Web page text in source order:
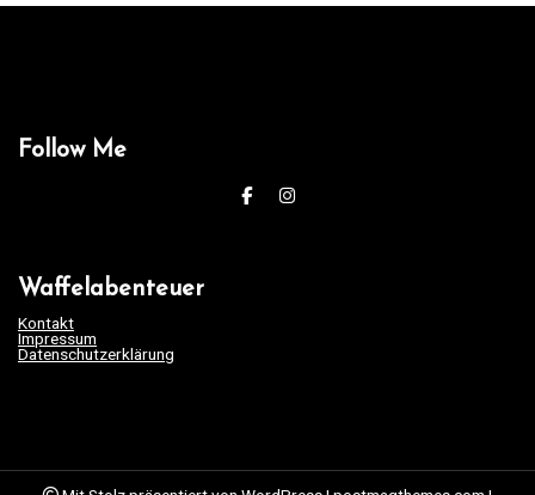
Follow Me
Waffelabenteuer
Kontakt
Impressum
Datenschutzerklärung